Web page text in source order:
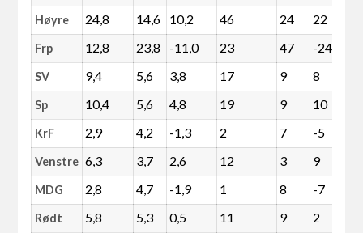
Høyre 24,8 14,6 10,2 46 24 22
Frp 12,8 23,8 -11,0 23 47 -24
SV 9,4 5,6 3,8 17 9 8
Sp 10,4 5,6 4,8 19 9 10
KrF 2,9 4,2 -1,3 2 7 -5
Venstre 6,3 3,7 2,6 12 3 9
MDG 2,8 4,7 -1,9 1 8 -7
Rødt 5,8 5,3 0,5 11 9 2